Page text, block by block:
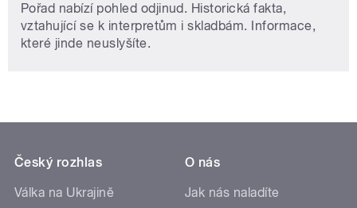
Pořad nabízí pohled odjinud. Historická fakta,
vztahující se k interpretům i skladbám. Informace,
které jinde neuslyšíte.
Český rozhlas
Válka na Ukrajině
O nás
Jak nás naladíte